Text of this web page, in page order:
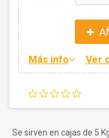
Más info Ver
Se sirven en cajas de 5